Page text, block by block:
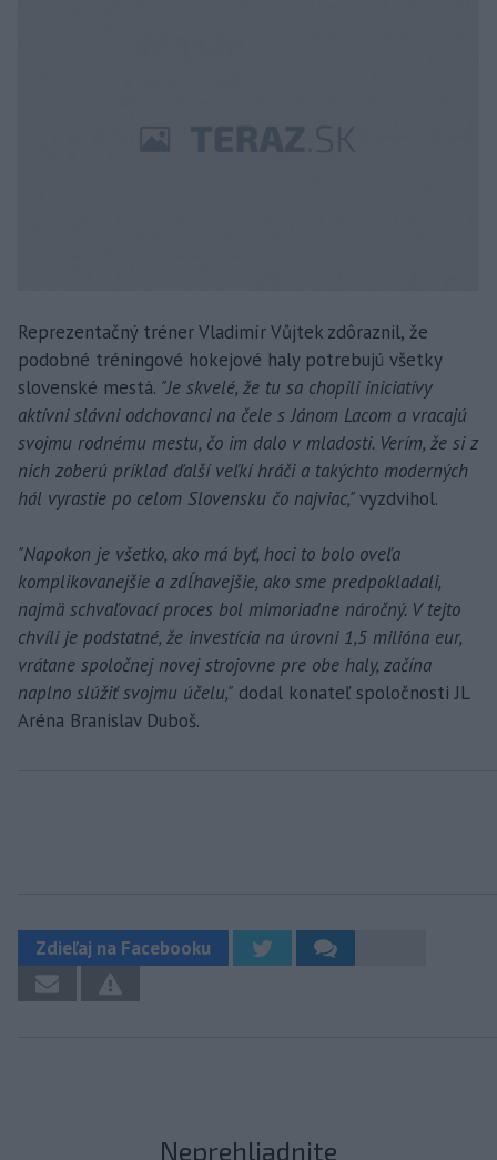
Reprezentačný tréner Vladimír Vůjtek zdôraznil, že
podobné tréningové hokejové haly potrebujú všetky
slovenské mestá. "Je skvelé, že tu sa chopili iniciatívy
aktívni slávni odchovanci na čele s Jánom Lacom a vracajú
svojmu rodnému mestu, čo im dalo v mladosti. Verím, že si z
nich zoberú príklad ďalší veľkí hráči a takýchto moderných
hál vyrastie po celom Slovensku čo najviac,"vyzdvihol.
"Napokon je všetko, ako má byť, hoci to bolo oveľa
komplikovanejšie a zdĺhavejšie, ako sme predpokladali,
najmä schvaľovací proces bol mimoriadne náročný. V tejto
chvíli je podstatné, že investícia na úrovni 1,5 milióna eur,
vrátane spoločnej novej strojovne pre obe haly, začína
naplno slúžiť svojmu účelu," dodal konateľ spoločnosti JL
Aréna Branislav Duboš.
Zdieľaj na Facebooku
Neprehliadnite